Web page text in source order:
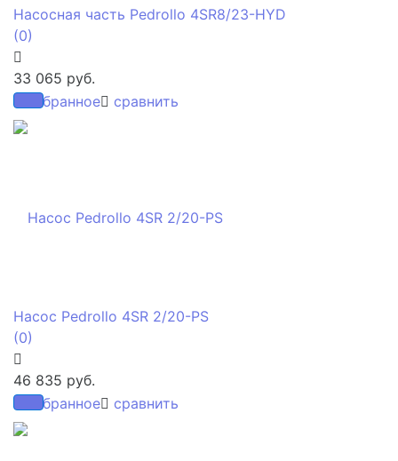
избранное сравнить
Насосная часть Pedrollo 4SR8/23-HYD
(0)
33 065 руб.
избранное сравнить
Насос Pedrollo 4SR 2/20-PS
(0)
46 835 руб.